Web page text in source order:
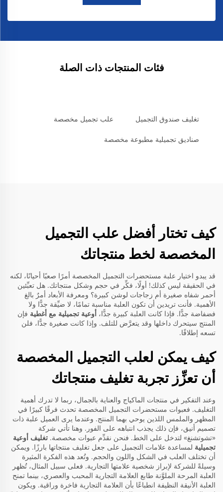
فئات المنتجات ذات الصلة
تغليف صندوق التجميل علب تجميل مخصصة
صناديق تجميلية مطبوعة مخصصة
كيف تختار أفضل علب التجميل
المخصصة لخط منتجاتك
قد يبدو اختيار علبة مستحضرات التجميل المخصصة أمرًا صعبًا أحيانًا، لكنه
في الحقيقة ليس كذلك! أولًا، فكِّر في حجم وشكل منتجاتك. هل تعبِّئين
أحمر شفاه صغيرة أم زجاجات لوشن كبيرة؟ ومعرفة الأبعاد أمرٌ بالغ
الأهمية. فأنت تريدين أن تكون العلبة مناسبة تمامًا، لا ضيِّقة جدًّا ولا
فضفاضة جدًّا. فإذا كانت العلبة كبيرة جدًّا، أوعية تجميلية مع أغطية فإن
المنتج سيتحرك داخلها وقد يتعرَّض للتلف. وإذا كانت صغيرة جدًّا، فلن
تسعه إطلاقًا.
كيف يمكن لعلب التجميل المخصصة
أن تعزِّز تجربة تغليف منتجاتك
وعند التفكير في منتجات الماكياج والعناية بالجمال، ربما لا تدرك أهمية
التغليف. فعبوات مستحضرات التجميل المخصصة تحدث فرقًا كبيرًا في
المظهر والملمس اللذين يوحي بهما المنتج. وعندما يرى العميل علبة ذات
تصميم أنيق، فإن ذلك يجذب انتباهه على الفور. وهنا تأتي شركة
«تشوتشنغ» لتدخل على الخط. فنحن نقدِّم عبوات مخصصة. تغليف أوعية
تجميلية لمساعدة علامات التجميل على جعل تغليف منتجاتها بارزًا. ويمكن
أن تختلف العلب في الشكل واللون والحجم. وتُعد هذه الفكرة المثيرة
وسيلةً للشركة لإبراز شخصية علامتها التجارية. فعلى سبيل المثال، تُظهر
العلبة المرحة الملوَّنة طابع العلامة التجارية المحبب والعصري، بينما تمنح
العلبة الأنيقة النظيفة انطباعًا بأن العلامة التجارية فاخرة وراقية. ويكون